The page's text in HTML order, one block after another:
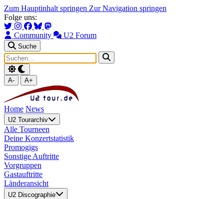
Zum Hauptinhalt springen Zur Navigation springen
Folge uns:
Community U2 Forum
Suche
A- A+
Home News
U2 Tourarchiv
Alle Tourneen
Deine Konzertstatistik
Promogigs
Sonstige Auftritte
Vorgruppen
Gastauftritte
Länderansicht
U2 Discographie